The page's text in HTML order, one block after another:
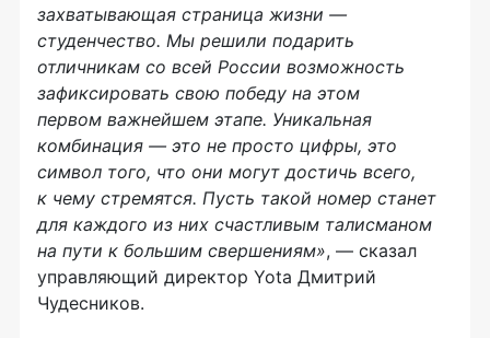
захватывающая страница жизни —
студенчество. Мы решили подарить
отличникам со всей России возможность
зафиксировать свою победу на этом
первом важнейшем этапе. Уникальная
комбинация — это не просто цифры, это
символ того, что они могут достичь всего,
к чему стремятся. Пусть такой номер станет
для каждого из них счастливым талисманом
на пути к большим свершениям», — сказал
управляющий директор Yota Дмитрий
Чудесников.